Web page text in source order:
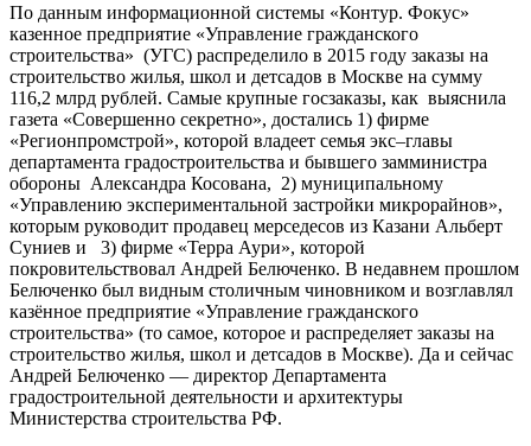
По данным информационной системы «Контур. Фокус»
казенное предприятие «Управление гражданского
строительства» (УГС) распределило в 2015 году заказы на
строительство жилья, школ и детсадов в Москве на сумму
116,2 млрд рублей. Самые крупные госзаказы, как выяснила
газета «Совершенно секретно», достались 1) фирме
«Регионпромстрой», которой владеет семья экс–главы
департамента градостроительства и бывшего замминистра
обороны Александра Косована, 2) муниципальному
«Управлению экспериментальной застройки микрорайнов»,
которым руководит продавец мерседесов из Казани Альберт
Суниев и 3) фирме «Терра Аури», которой
покровительствовал Андрей Белюченко. В недавнем прошлом
Белюченко был видным столичным чиновником и возглавлял
казённое предприятие «Управление гражданского
строительства» (то самое, которое и распределяет заказы на
строительство жилья, школ и детсадов в Москве). Да и сейчас
Андрей Белюченко — директор Департамента
градостроительной деятельности и архитектуры
Министерства строительства РФ.